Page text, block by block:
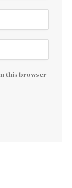
this browser